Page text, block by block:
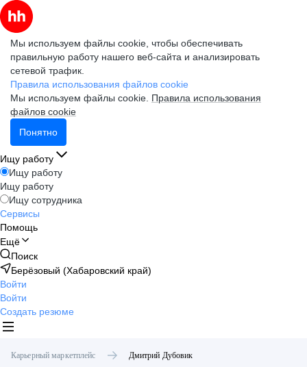
Мы используем файлы cookie, чтобы обеспечивать
правильную работу нашего веб-сайта и анализировать
сетевой трафик.
Правила использования файлов cookie
Мы используем файлы cookie. Правила использования
файлов cookie
Понятно
Ищу работу
Ищу работу
Ищу работу
Ищу сотрудника
Сервисы
Помощь
Ещё
Поиск
Берёзовый (Хабаровский край)
Войти
Войти
Создать резюме
Карьерный маркетплейс Дмитрий Дубовик